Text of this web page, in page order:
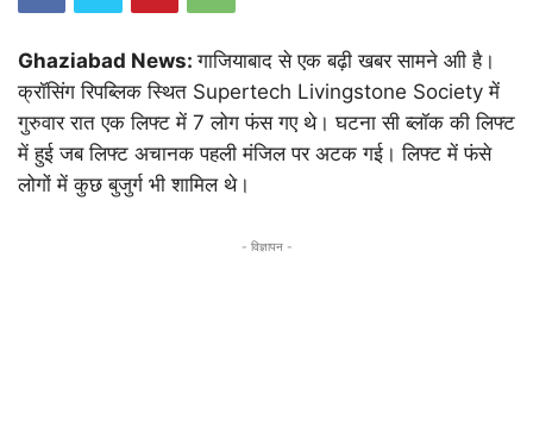
Ghaziabad News:गाजियाबाद से एक बढ़ी खबर सामने आी है।
क्रॉसिंग रिपब्लिक स्थित Supertech Livingstone Society में
गुरुवार रात एक लिफ्ट में 7 लोग फंस गए थे। घटना सी ब्लॉक की लिफ्ट
में हुई जब लिफ्ट अचानक पहली मंजिल पर अटक गई। लिफ्ट में फंसे
लोगों में कुछ बुजुर्ग भी शामिल थे।
- विज्ञापन -